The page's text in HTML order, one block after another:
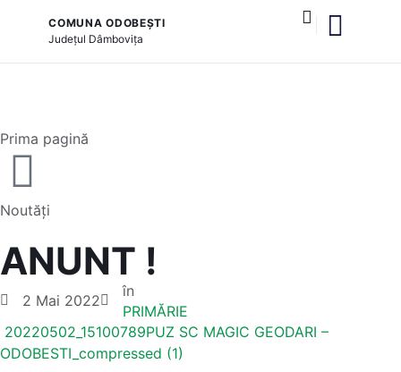
COMUNA ODOBEȘTI
Județul Dâmbovița
Prima pagină
Noutăți
ANUNT !
2 Mai 2022
în
PRIMĂRIE
20220502_15100789PUZ SC MAGIC GEODARI –
ODOBESTI_compressed (1)